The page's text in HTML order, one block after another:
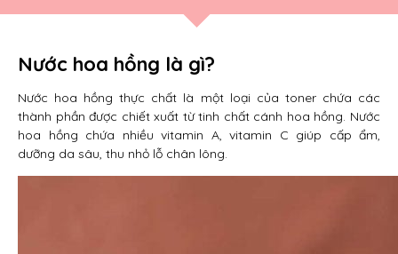
Nước hoa hồng là gì?
Nước hoa hồng thực chất là một loại của toner chứa các
thành phần được chiết xuất từ tinh chất cánh hoa hồng. Nước
hoa hồng chứa nhiều vitamin A, vitamin C giúp cấp ẩm,
dưỡng da sâu, thu nhỏ lỗ chân lông.